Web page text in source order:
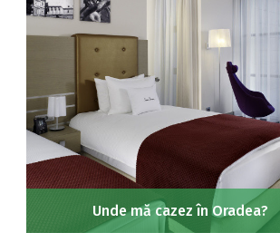
Unde mă cazez în Oradea?